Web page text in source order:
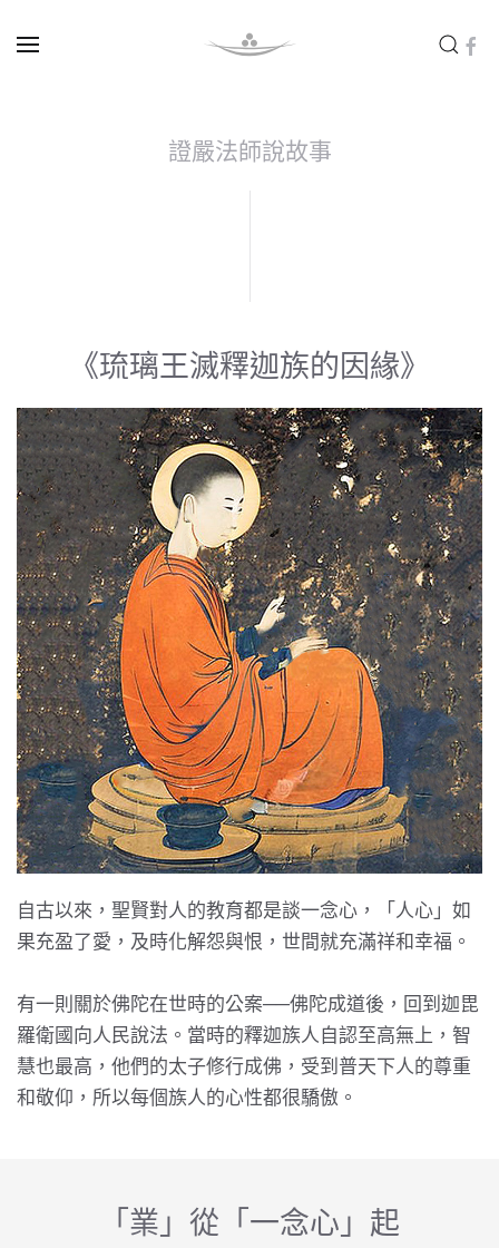
證嚴法師說故事
《琉璃王滅釋迦族的因緣》
自古以來，聖賢對人的教育都是談一念心，「人心」如
果充盈了愛，及時化解怨與恨，世間就充滿祥和幸福。
有一則關於佛陀在世時的公案──佛陀成道後，回到迦毘
羅衛國向人民說法。當時的釋迦族人自認至高無上，智
慧也最高，他們的太子修行成佛，受到普天下人的尊重
和敬仰，所以每個族人的心性都很驕傲。
「業」從「一念心」起